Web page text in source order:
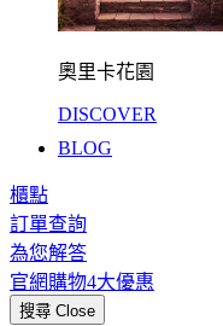
奧里卡花園
DISCOVER
BLOG
櫃點
訂單查詢
為您解答
官網購物4大優惠
搜尋 Close